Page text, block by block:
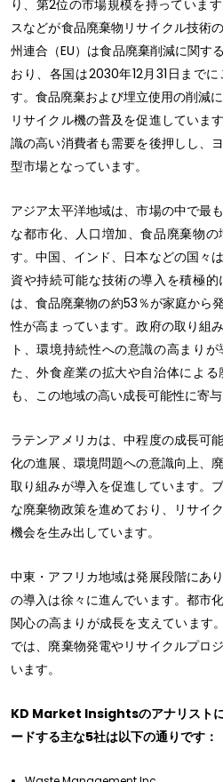
り、第2位の市場規模を持っていま
スなどが食品廃棄物リサイクル技術
州連合（EU）は食品廃棄削減に関す
おり、各国は2030年12月31日まで
す。食品廃棄および埋立使用の削減
リサイクル機の普及を促進していま
識の高い消費者も需要を後押しし、
型市場となっています。
アジア太平洋地域は、市場の中で最
な都市化、人口増加、食品廃棄物
す。中国、インド、日本などの国々
資や持続可能な技術の導入を積極
は、食品廃棄物の約53％が家庭から
性が高まっています。政府の取り組
ト、環境持続性への意識の高まり
た、外食産業の拡大や自治体によ
も、この地域の高い成長可能性に寄与
ラテンアメリカは、中程度の成長可
化の進展、環境問題への意識向上、
取り組みが導入を促進しています。
な廃棄物政策を進めており、リサイ
機会を生み出しています。
中東・アフリカ地域は発展段階にあ
の導入は徐々に進んでいます。都市
関心の高まりが成長を支えています
では、廃棄物発電やリサイクルプロ
います。
KD Market Insightsのアナリストに
ードする主な5社は以下の通りです：